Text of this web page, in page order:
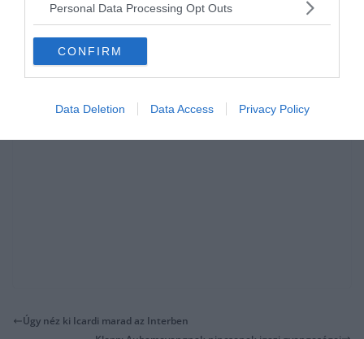
Personal Data Processing Opt Outs
CONFIRM
Data Deletion Data Access Privacy Policy
vezetője, Patrick Rampillon.
Úgy néz ki Icardi marad az Interben